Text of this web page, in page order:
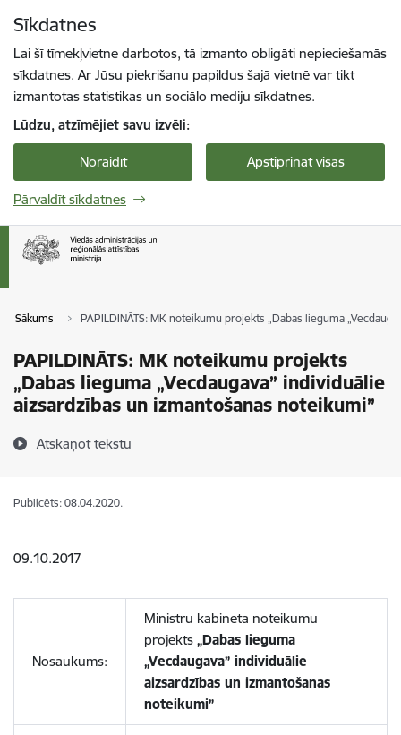
Sīkdatnes
Lai šī tīmekļvietne darbotos, tā izmanto obligāti nepieciešamās
sīkdatnes. Ar Jūsu piekrišanu papildus šajā vietnē var tikt
izmantotas statistikas un sociālo mediju sīkdatnes.
Lūdzu, atzīmējiet savu izvēli:
Noraidīt Apstiprināt visas
Pārvaldīt sīkdatnes
Sākums PAPILDINĀTS: MK noteikumu projekts „Dabas lieguma
PAPILDINĀTS: MK noteikumu projekts
„Dabas lieguma „Vecdaugava” individuālie
aizsardzības un izmantošanas noteikumi”
Atskaņot tekstu
Publicēts: 08.04.2020.
09.10.2017
Nosaukums:
Ministru kabineta noteikumu
projekts „Dabas lieguma
„Vecdaugava” individuālie
aizsardzības un izmantošanas
noteikumi”